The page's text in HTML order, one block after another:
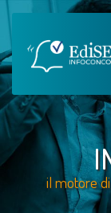
il motore